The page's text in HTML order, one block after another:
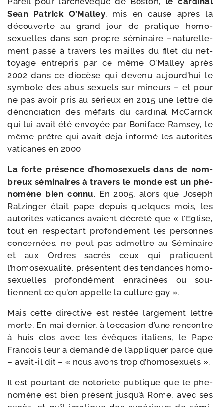
Sean Patrick O’Malley, mis en cause après la
décou­verte au grand jour de pra­tique homo­
sexuelles dans son propre sémi­naire –natu­rel­le­
ment pas­sé à tra­vers les mailles du filet du net­
toyage entre­pris par ce même O’Malley après
2002 dans ce dio­cèse qui deve­nu aujourd’hui le
sym­bole des abus sexuels sur mineurs – et pour
ne pas avoir pris au sérieux en 2015 une lettre de
dénon­cia­tion des méfaits du car­di­nal McCarrick
qui lui avait été envoyée par Boniface Ramsey, le
même prêtre qui avait déjà infor­mé les auto­ri­tés
vati­canes en 2000.
La forte pré­sence d’homosexuels dans de nom­
breux sémi­naires à tra­vers le monde est un phé­
no­mène bien connu. En 2005, alors que Joseph
Ratzinger était pape depuis quelques mois, les
auto­ri­tés vati­canes avaient décré­té que « l’Eglise,
tout en res­pec­tant pro­fon­dé­ment les per­sonnes
concer­nées, ne peut pas admettre au Séminaire
et aux Ordres sacrés ceux qui pra­tiquent
l’homosexualité, pré­sentent des ten­dances homo­
sexuelles pro­fon­dé­ment enra­ci­nées ou sou­
tiennent ce qu’on appelle la culture gay ».
Mais cette direc­tive est res­tée lar­ge­ment lettre
morte. En mai der­nier, à l’occasion d’une ren­contre
à huis clos avec les évêques ita­liens, le Pape
François leur a deman­dé de l’appliquer parce que
– avait-​il dit – « nous avons trop d’homosexuels ».
Il est pour­tant de noto­rié­té publique que le phé­
no­mène est bien pré­sent jusqu’à Rome, avec ses